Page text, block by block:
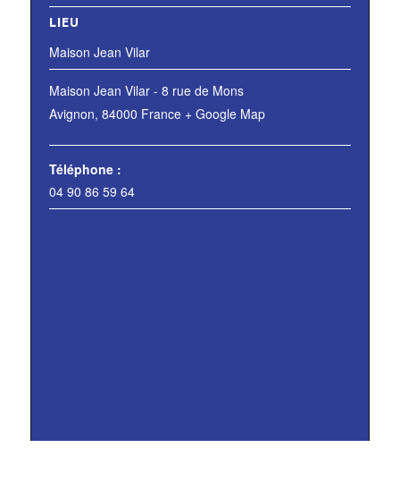
LIEU
Maison Jean Vilar
Maison Jean Vilar - 8 rue de Mons
Avignon, 84000 France + Google Map
Téléphone :
04 90 86 59 64